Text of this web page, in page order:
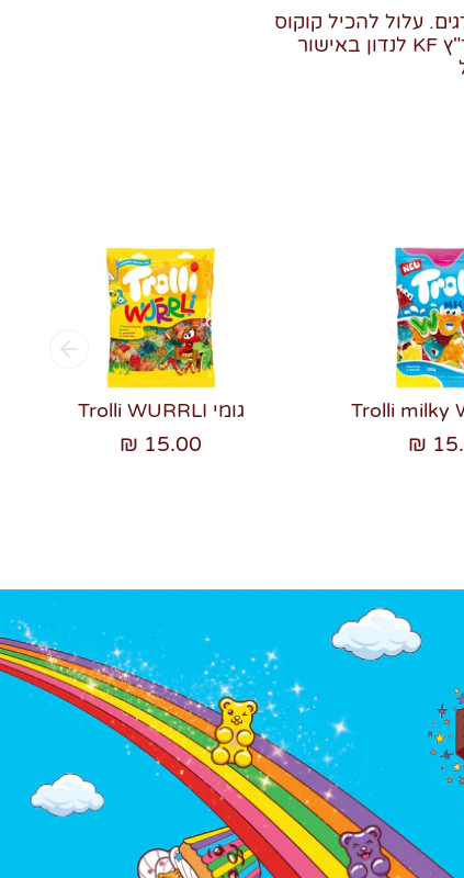
עלול להכיל קוקוס
- כשר פרווה למהדרין בד"ץ KF לנדון באישור
גומי Trolli WURRLI
15.00 ₪